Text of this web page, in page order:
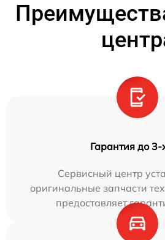
Гарантия до 3-
Сервисный центр
оригинальные запчасти
предоставляет